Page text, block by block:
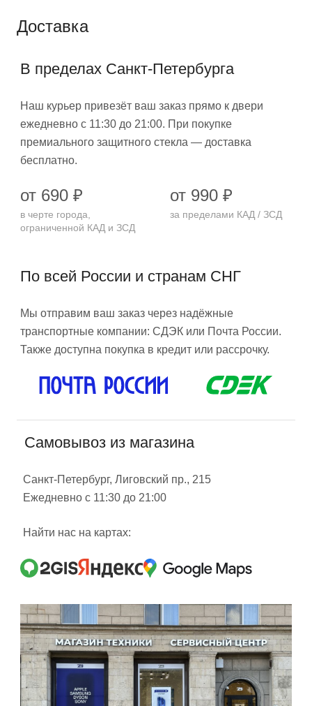
Доставка
В пределах Санкт-Петербурга
Наш курьер привезёт ваш заказ прямо к двери
ежедневно с 11:30 до 21:00. При покупке
премиального защитного стекла — доставка
бесплатно.
от 690 ₽
в черте города,
ограниченной КАД и ЗСД
от 990 ₽
за пределами КАД / ЗСД
По всей России и странам СНГ
Мы отправим ваш заказ через надёжные
транспортные компании: СДЭК или Почта России.
Также доступна покупка в кредит или рассрочку.
Самовывоз из магазина
Санкт-Петербург, Лиговский пр., 215
Ежедневно с 11:30 до 21:00
Найти нас на картах: